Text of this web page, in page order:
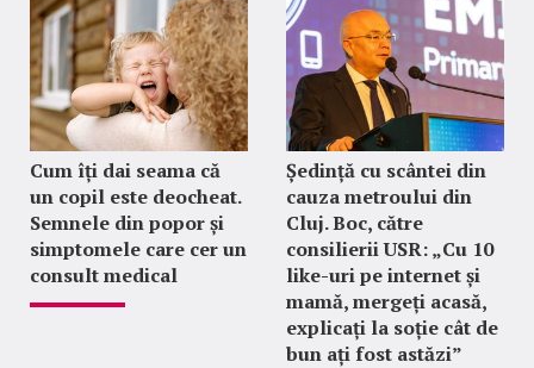
Cum îți dai seama că
un copil este deocheat.
Semnele din popor și
simptomele care cer un
consult medical
Ședință cu scântei din
cauza metroului din
Cluj. Boc, către
consilierii USR: „Cu 10
like-uri pe internet și
mamă, mergeți acasă,
explicați la soție cât de
bun ați fost astăzi”